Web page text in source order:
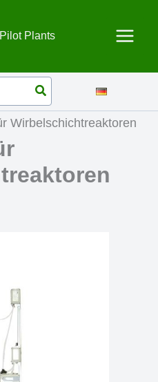
Plants
Wirbelschichtreaktoren